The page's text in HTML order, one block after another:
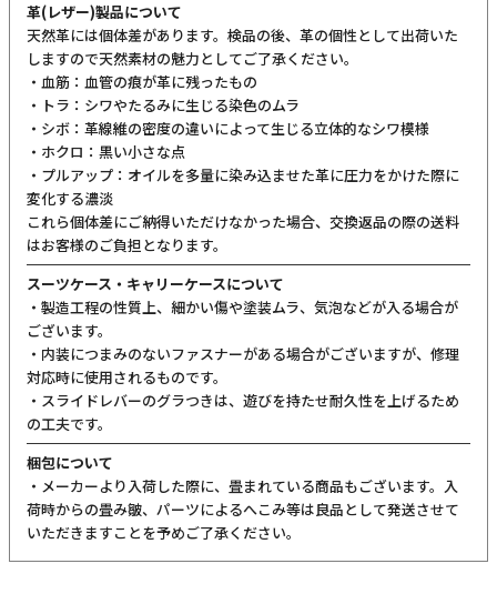
革(レザー)製品について
天然革には個体差があります。検品の後、革の個性として出荷いた
しますので天然素材の魅力としてご了承ください。
・血筋：血管の痕が革に残ったもの
・トラ：シワやたるみに生じる染色のムラ
・シボ：革線維の密度の違いによって生じる立体的なシワ模様
・ホクロ：黒い小さな点
・プルアップ：オイルを多量に染み込ませた革に圧力をかけた際に
変化する濃淡
これら個体差にご納得いただけなかった場合、交換返品の際の送料
はお客様のご負担となります。
スーツケース・キャリーケースについて
・製造工程の性質上、細かい傷や塗装ムラ、気泡などが入る場合が
ございます。
・内装につまみのないファスナーがある場合がございますが、修理
対応時に使用されるものです。
・スライドレバーのグラつきは、遊びを持たせ耐久性を上げるため
の工夫です。
梱包について
・メーカーより入荷した際に、畳まれている商品もございます。入
荷時からの畳み皺、パーツによるへこみ等は良品として発送させて
いただきますことを予めご了承ください。